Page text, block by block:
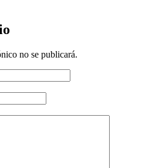
no se publicará.